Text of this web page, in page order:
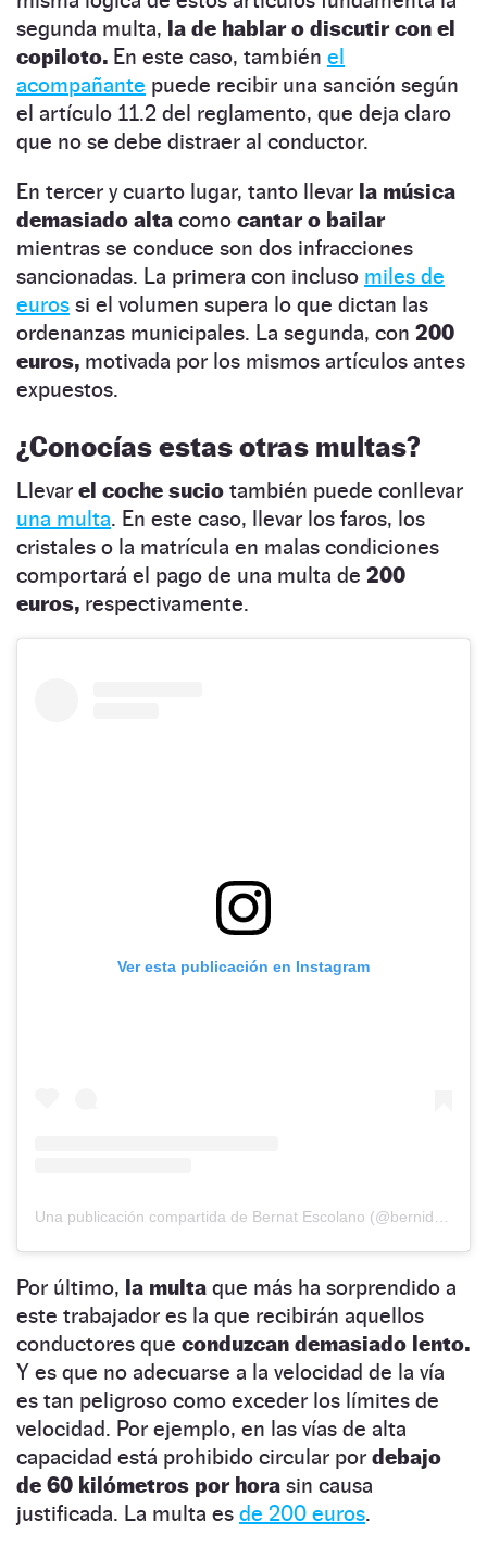
segunda multa, la de hablar o discutir con el
copiloto. En este caso, también el
acompañante puede recibir una sanción según
el artículo 11.2 del reglamento, que deja claro
que no se debe distraer al conductor.
En tercer y cuarto lugar, tanto llevar la música
demasiado alta como cantar o bailar
mientras se conduce son dos infracciones
sancionadas. La primera con incluso miles de
euros si el volumen supera lo que dictan las
ordenanzas municipales. La segunda, con 200
euros, motivada por los mismos artículos antes
expuestos.
¿Conocías estas otras multas?
Llevar el coche sucio también puede conllevar
una multa. En este caso, llevar los faros, los
cristales o la matrícula en malas condiciones
comportará el pago de una multa de 200
euros, respectivamente.
Ver esta publicación en Instagram
Una publicación compartida de Bernat Escolano (@bernideldesguace)
Por último, la multa que más ha sorprendido a
este trabajador es la que recibirán aquellos
conductores que conduzcan demasiado lento.
Y es que no adecuarse a la velocidad de la vía
es tan peligroso como exceder los límites de
velocidad. Por ejemplo, en las vías de alta
capacidad está prohibido circular por debajo
de 60 kilómetros por hora sin causa
justificada. La multa es de 200 euros.